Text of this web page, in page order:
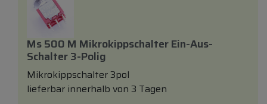
Ms 500 M Mikrokippschalter Ein-Aus-
Schalter 3-Polig
Mikrokippschalter 3pol
lieferbar innerhalb von 3 Tagen